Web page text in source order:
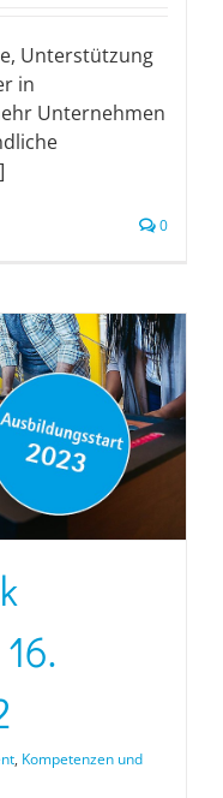
Unterstützung
in
Unternehmen
0
, Kompetenzen und